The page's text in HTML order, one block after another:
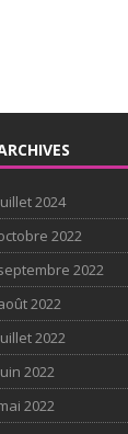
2024
2022
2022
2022
2022
2022
2022